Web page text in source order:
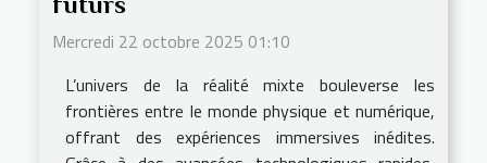
Mercredi 22 octobre 2025 01:10
L’univers de la réalité mixte bouleverse les
frontières entre le monde physique et numérique,
offrant des expériences immersives inédites.